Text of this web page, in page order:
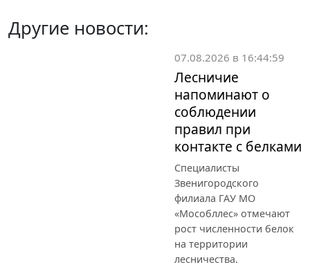
Другие новости:
07.08.2026 в 16:44:59
Лесничие
напоминают о
соблюдении
правил при
контакте с белками
Специалисты
Звенигородского
филиала ГАУ МО
«Мособллес» отмечают
рост численности белок
на территории
лесничества.